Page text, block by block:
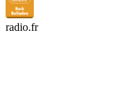
radio.fr